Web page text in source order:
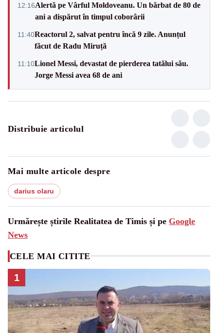
12:16Alertă pe Vârful Moldoveanu. Un bărbat de 80 de
ani a dispărut în timpul coborârii
11:40Reactorul 2, salvat pentru încă 9 zile. Anunțul
făcut de Radu Miruță
11:10Lionel Messi, devastat de pierderea tatălui său.
Jorge Messi avea 68 de ani
Distribuie articolul
Mai multe articole despre
darius olaru
Urmărește știrile Realitatea de Timis și pe Google
News
CELE MAI CITITE
1